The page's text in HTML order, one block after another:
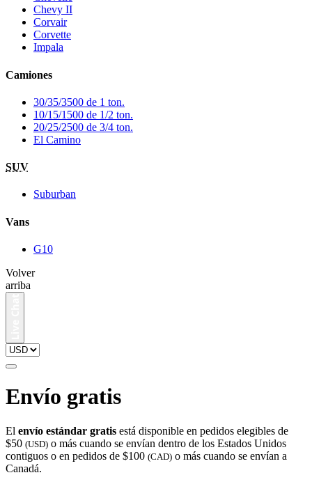
Chevy II
Corvair
Corvette
Impala
Camiones
30/35/3500 de 1 ton.
10/15/1500 de 1/2 ton.
20/25/2500 de 3/4 ton.
El Camino
SUV
Suburban
Vans
G10
Volver
arriba
Envío gratis
El envío estándar gratis está disponible en pedidos elegibles de
$50 (USD) o más cuando se envían dentro de los Estados Unidos
contiguos o en pedidos de $100 (CAD) o más cuando se envían a
Canadá.